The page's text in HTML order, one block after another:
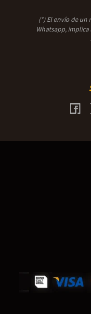
(*) El envío de un
Whatsapp,